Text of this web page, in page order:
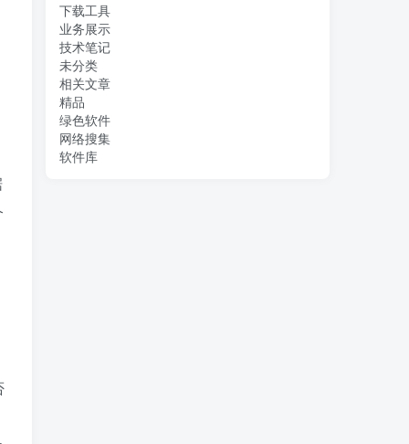
下载工具
业务展示
技术笔记
未分类
相关文章
精品
绿色软件
网络搜集
软件库